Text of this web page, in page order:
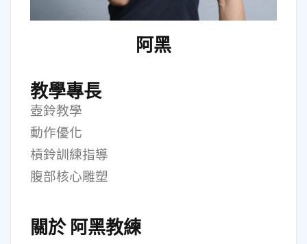
阿黑
教學專長
壺鈴教學
動作優化
槓鈴訓練指導
腹部核心雕塑
關於 阿黑教練